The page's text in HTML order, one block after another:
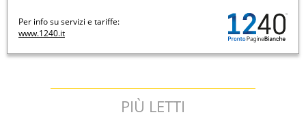
Per info su servizi e tariffe:
www.1240.it
PIÙ LETTI